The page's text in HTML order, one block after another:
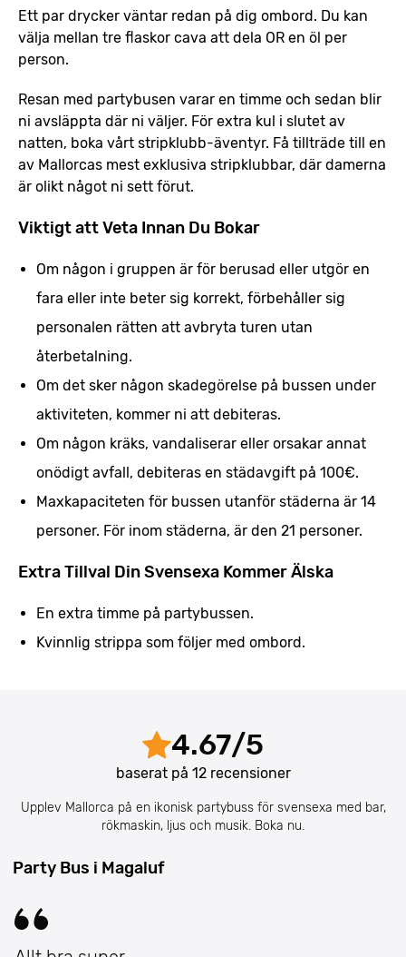
Ett par drycker väntar redan på dig ombord. Du kan
välja mellan tre flaskor cava att dela OR en öl per
person.
Resan med partybusen varar en timme och sedan blir
ni avsläppta där ni väljer. För extra kul i slutet av
natten, boka vårt stripklubb-äventyr. Få tillträde till en
av Mallorcas mest exklusiva stripklubbar, där damerna
är olikt något ni sett förut.
Viktigt att Veta Innan Du Bokar
Om någon i gruppen är för berusad eller utgör en
fara eller inte beter sig korrekt, förbehåller sig
personalen rätten att avbryta turen utan
återbetalning.
Om det sker någon skadegörelse på bussen under
aktiviteten, kommer ni att debiteras.
Om någon kräks, vandaliserar eller orsakar annat
onödigt avfall, debiteras en städavgift på 100€.
Maxkapaciteten för bussen utanför städerna är 14
personer. För inom städerna, är den 21 personer.
Extra Tillval Din Svensexa Kommer Älska
En extra timme på partybussen.
Kvinnlig strippa som följer med ombord.
4.67/5
baserat på 12recensioner
Upplev Mallorca på en ikonisk partybuss för svensexa med bar,
rökmaskin, ljus och musik. Boka nu.
Party Bus i Magaluf